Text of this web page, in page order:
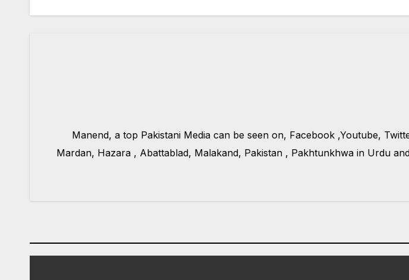
Manend, a top Pakistani Media can be seen on, Facebook ,Youtube,
Mardan, Hazara , Abattablad, Malakand, Pakistan , Pakhtunkhwa in Urdu